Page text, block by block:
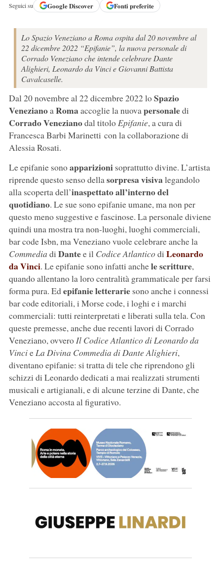
Seguici su GoogleDiscover Fonti preferite
Lo Spazio Veneziano a Roma ospita dal 20 novembre al
22 dicembre 2022 “Epifanie”, la nuova personale di
Corrado Veneziano che intende celebrare Dante
Alighieri, Leonardo da Vinci e Giovanni Battista
Cavalcaselle.
Dal 20 novembre al 22 dicembre 2022 loSpazio
VenezianoaRomaaccoglie la nuovapersonaledi
Corrado Venezianodal titoloEpifanie, a cura di
Francesca Barbi Marinetti con la collaborazione di
Alessia Rosati.
Le epifanie sonoapparizionisoprattutto divine. L’artista
riprende questo senso dellasorpresa visivalegandolo
alla scoperta dell’inaspettato all’interno del
quotidiano. Le sue sono epifanie umane, ma non per
questo meno suggestive e fascinose. La personale diviene
quindi una mostra tra non-luoghi, luoghi commerciali,
bar code Isbn, ma Veneziano vuole celebrare anche la
Commedia di Dantee il Codice Atlanticodi Leonardo
da Vinci. Le epifanie sono infatti anchele scritture,
quando allentano la loro centralità grammaticale per farsi
forma pura. Edepifanie letterariesono anche i connessi
bar code editoriali, i Morse code, i loghi e i marchi
commerciali: tutti reinterpretati e liberati sulla tela. Con
queste premesse, anche due recenti lavori di Corrado
Veneziano, ovveroIl Codice Atlantico di Leonardo da
VincieLa Divina Commedia di Dante Alighieri,
diventano epifanie: si tratta di tele che riprendono gli
schizzi di Leonardo dedicati a mai realizzati strumenti
musicali e artigianali, e di alcune terzine di Dante, che
Veneziano accosta al figurativo.